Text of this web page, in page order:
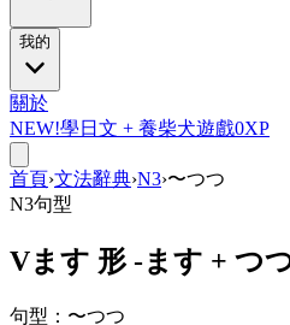
我的
關於
NEW!學日文 + 養柴犬遊戲0XP
首頁›文法辭典›N3›〜つつ
N3句型
Vます 形 -ます + つ
句型 ： 〜つつ